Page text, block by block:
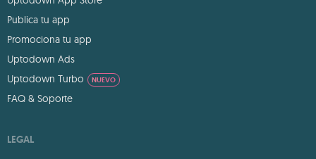
Publica tu app
Promociona tu app
Uptodown Ads
Uptodown Turbo
NUEVO
FAQ & Soporte
LEGAL